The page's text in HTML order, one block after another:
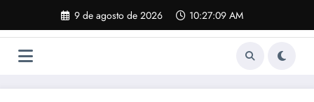
o
9 de agosto de 2026 10:27:10 AM